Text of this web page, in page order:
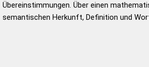
Übereinstimmungen. Über einen
semantischen Herkunft, Definition und